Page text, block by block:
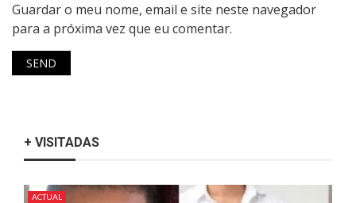
Guardar o meu nome, email e site neste navegador
para a próxima vez que eu comentar.
+ VISITADAS
ACTUAL